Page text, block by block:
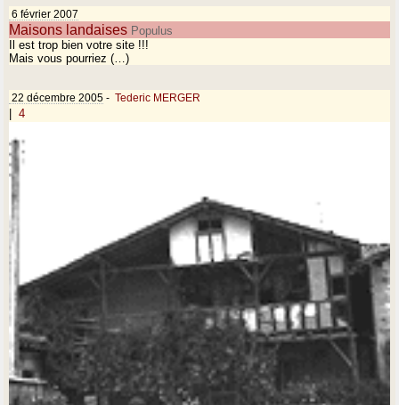
6 février 2007
Maisons landaises Populus
Il est trop bien votre site !!!
Mais vous pourriez (…)
22 décembre 2005 - Tederic MERGER
4